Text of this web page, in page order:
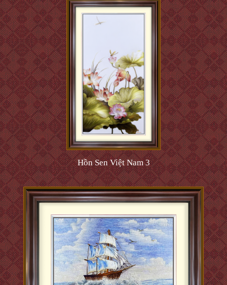
Hồn Sen Việt Nam 3